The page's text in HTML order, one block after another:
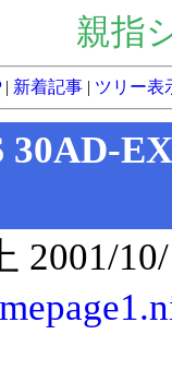
親指
| 新着記事 | ツリー表
30AD-
2001/